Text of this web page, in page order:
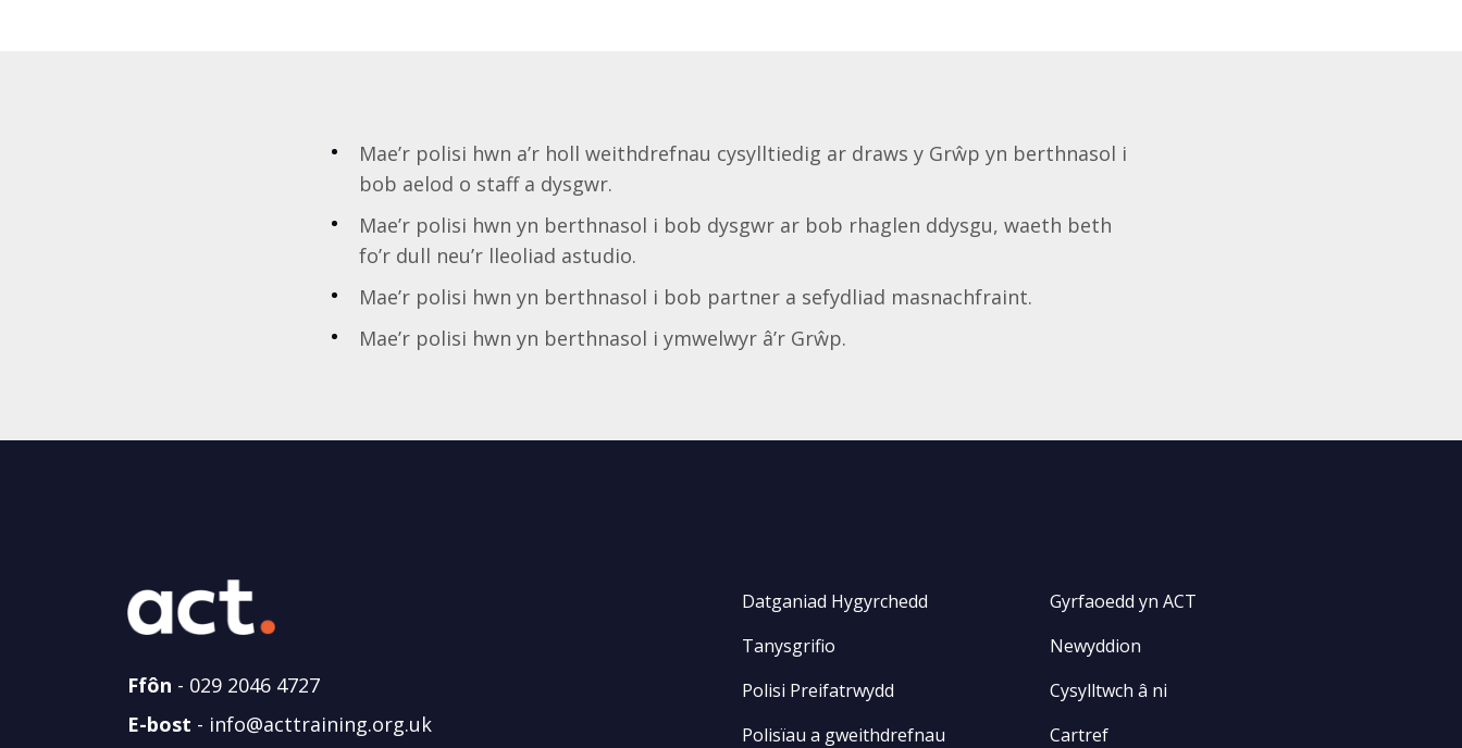
Mae’r polisi hwn a’r holl weithdrefnau cysylltiedig ar draws y Grŵp yn berthnasol i
bob aelod o staff a dysgwr.
Mae’r polisi hwn yn berthnasol i bob dysgwr ar bob rhaglen ddysgu, waeth beth
fo’r dull neu’r lleoliad astudio.
Mae’r polisi hwn yn berthnasol i bob partner a sefydliad masnachfraint.
Mae’r polisi hwn yn berthnasol i ymwelwyr â’r Grŵp.
Ffôn - 029 2046 4727
E-bost - info@acttraining.org.uk
Datganiad Hygyrchedd
Tanysgrifio
Polisi Preifatrwydd
Polisïau a gweithdrefnau
Gyrfaoedd yn ACT
Newyddion
Cysylltwch â ni
Cartref